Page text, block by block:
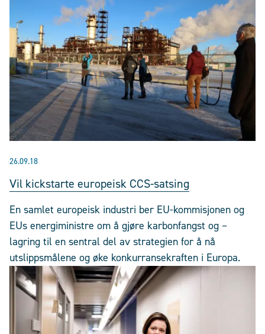
26.09.18
Vil kickstarte europeisk CCS-satsing
En samlet europeisk industri ber EU-kommisjonen og
EUs energiministre om å gjøre karbonfangst og –
lagring til en sentral del av strategien for å nå
utslippsmålene og øke konkurransekraften i Europa.